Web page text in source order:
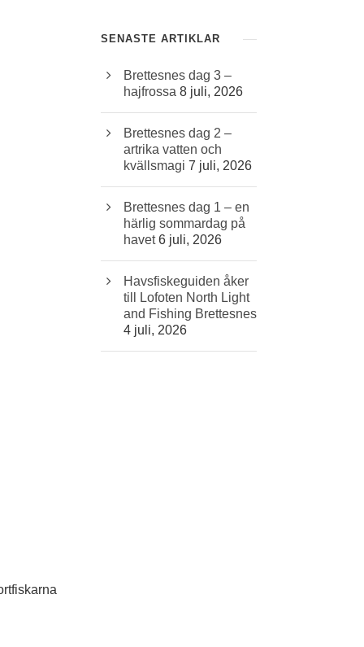
SENASTE ARTIKLAR
Brettesnes dag 3 –
hajfrossa 8 juli, 2026
Brettesnes dag 2 –
artrika vatten och
kvällsmagi 7 juli, 2026
Brettesnes dag 1 – en
härlig sommardag på
havet 6 juli, 2026
Havsfiskeguiden åker
till Lofoten North Light
and Fishing Brettesnes
4 juli, 2026